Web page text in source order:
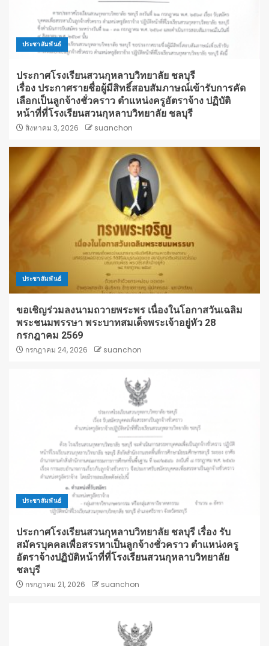
ประชาสัมพันธ์
ประกาศโรงเรียนสวนกุหลาบวิทยาลัย ชลบุรี
เรื่อง ประกาศรายชื่อผู้มีสิทธิ์สอบสัมภาษณ์เข้ารับการคัด
เลือกเป็นลูกจ้างชั่วคราว ตำแหน่งครูอัตราจ้าง ปฏิบัติ
หน้าที่ที่โรงเรียนสวนกุหลาบวิทยาลัย ชลบุรี
สิงหาคม 3, 2026 suanchon
ประชาสัมพันธ์
ขอเชิญร่วมลงนามถวายพระพร เนื่องในโอกาสวันเฉลิม
พระชนมพรรษา พระบาทสมเด็จพระเจ้าอยู่หัว 28
กรกฎาคม 2569
กรกฎาคม 24, 2026 suanchon
ประชาสัมพันธ์
ประกาศโรงเรียนสวนกุหลาบวิทยาลัย ชลบุรี เรื่อง รับ
สมัครบุคคลเพื่อสรรหาเป็นลูกจ้างชั่วคราว ตำแหน่งครู
อัตราจ้างปฏิบัติหน้าที่ที่โรงเรียนสวนกุหลาบวิทยาลัย
ชลบุรี
กรกฎาคม 21, 2026 suanchon